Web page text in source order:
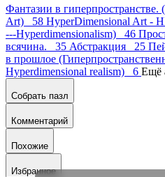
Фантазии в
Art) 58 HyperDimensional Art -
---Hyperdimensionalism) 46
всячина. 35 Абстракция 25
в прошлое
Hyperdimensional realism) 6 Ещё
Собрать пазл
Комментарий
Похожие
Избранное